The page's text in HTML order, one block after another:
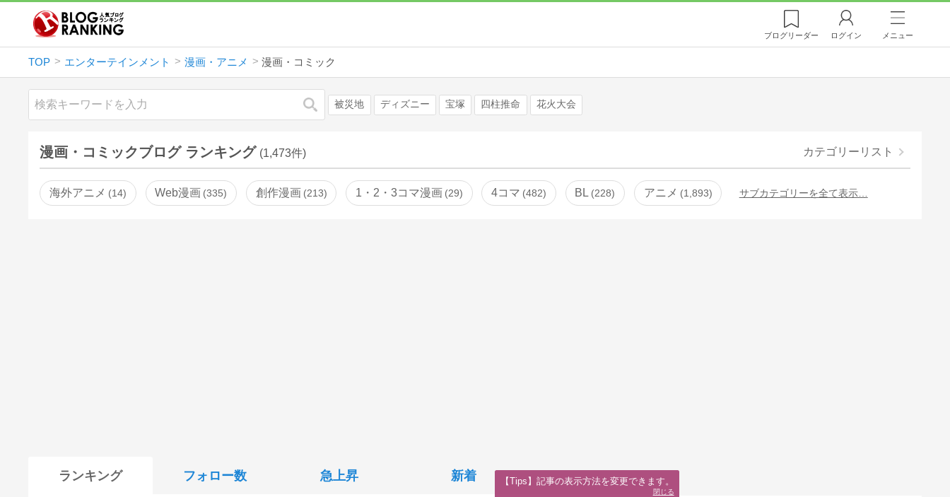
ブログリーダー ログイン メニュー
TOP エンターテインメント 漫画・アニメ 漫画・コミック
検索 被災地 ディズニー 宝塚 四柱推命 花火大会
漫画・コミックブログ ランキング (1,473件) カテゴリーリスト
海外アニメ 14 Web漫画 335 創作漫画 213 1・2・3コマ漫画 29 4コマ 482 BL 228 アニメ 1,893 サブカテゴリーを全て表示…
ランキング フォロー数 急上昇 新着 【Tips】記事の表示方法を変更できます。
閉じる